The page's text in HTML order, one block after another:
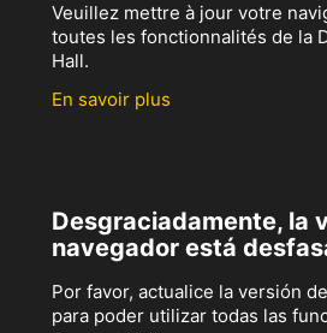
Veuillez mettre à jour votre
toutes les fonctionnalités de la
Hall.
En savoir plus
Desgraciadamente, la
navegador está
Por favor, actualice la versión
para poder utilizar todas las